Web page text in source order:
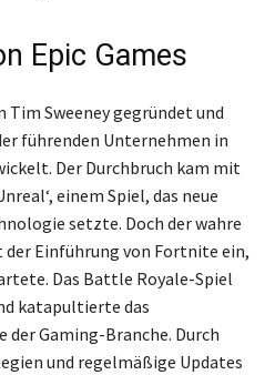
Epic Games
Tim Sweeney gegründet und
führenden Unternehmen in
Der Durchbruch kam mit
einem Spiel, das neue
setzte. Doch der wahre
Einführung von Fortnite ein,
Das Battle Royale-Spiel
katapultierte das
der Gaming-Branche. Durch
und regelmäßige Updates